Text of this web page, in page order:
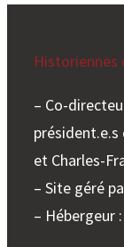
Historiennes
– Co-
président.e.s
et Charles-
– Site géré
– Hébergeur